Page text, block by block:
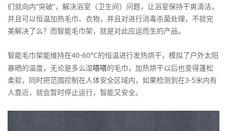
们就向内“突破”，解决浴室（卫生间）问题，让浴室保持干爽清洁，
并且可以恒温加热毛巾、衣物，并且对进行消毒杀菌处理，不就完
美解决了么？而智能毛巾架，就是对此应运而生的产品。
智能毛巾架能维持在40-60°C的恒温进行发热烘干，模拟了户外太阳
暴晒的温度，无论是多么湿嗒嗒的毛巾，加热烘干以后也变得蓬松
柔软，同时把范围控制在人体安全区域内，如果检测到在3-5米内有
人靠近，就会暂时停止运行，智能又安全。